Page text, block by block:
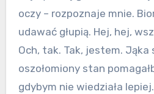
oczy – rozpoznaje mnie.
udawać głupią. Hej, hej,
Och, tak. Tak, jestem. Jąka
oszołomiony stan
gdybym nie wiedziała